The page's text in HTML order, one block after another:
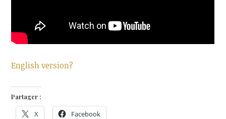
English version?
Partager :
X Facebook